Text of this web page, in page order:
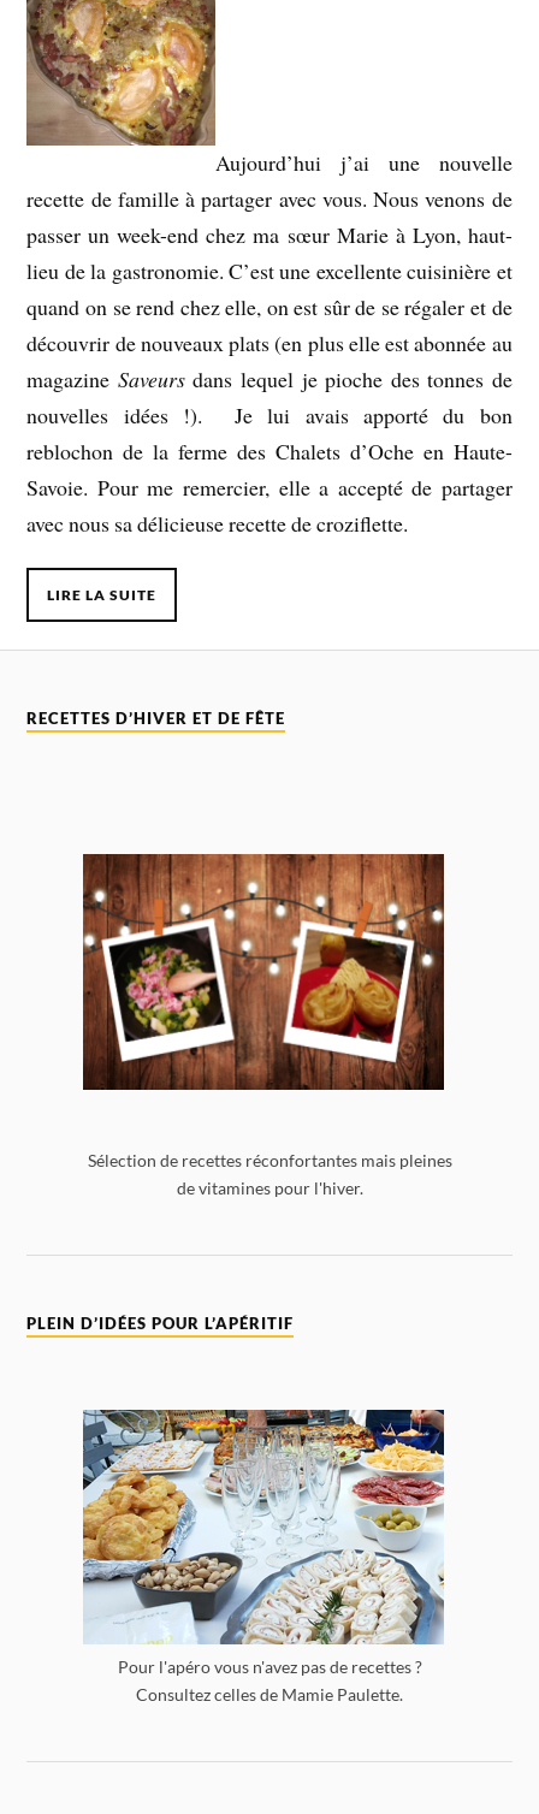
Aujourd’hui j’ai une nouvelle
recette de famille à partager avec vous. Nous venons de
passer un week-end chez ma sœur Marie à Lyon, haut-
lieu de la gastronomie. C’est une excellente cuisinière et
quand on se rend chez elle, on est sûr de se régaler et de
découvrir de nouveaux plats (en plus elle est abonnée au
magazine Saveursdans lequel je pioche des tonnes de
nouvelles idées !). Je lui avais apporté du bon
reblochon de la ferme des Chalets d’Oche en Haute-
Savoie. Pour me remercier, elle a accepté de partager
avec nous sa délicieuse recette de croziflette.
LIRE LA SUITE
RECETTES D’HIVER ET DE FÊTE
Sélection de recettes réconfortantes mais pleines
de vitamines pour l'hiver.
PLEIN D’IDÉES POUR L’APÉRITIF
Pour l'apéro vous n'avez pas de recettes ?
Consultez celles de Mamie Paulette.